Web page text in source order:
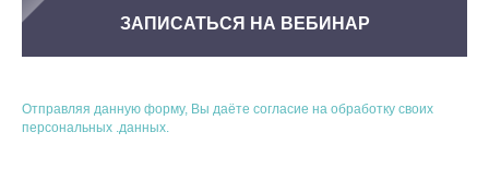
ЗАПИСАТЬСЯ НА ВЕБИНАР
Отправляя данную форму, Вы даёте согласие на обработку своих
персональных .данных.